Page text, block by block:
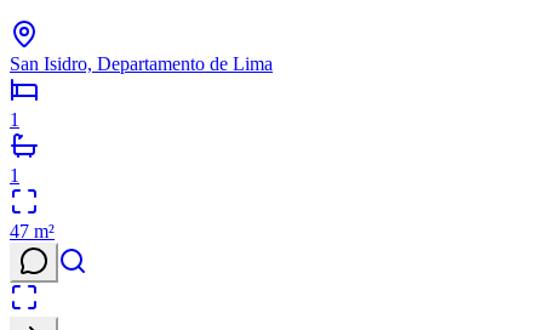
San Isidro, Departamento de Lima
1
1
47 m²